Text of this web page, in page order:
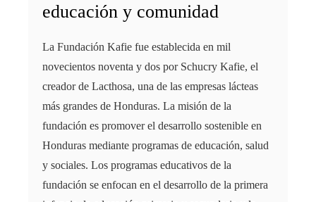
educación y comunidad
La Fundación Kafie fue establecida en mil
novecientos noventa y dos por Schucry Kafie, el
creador de Lacthosa, una de las empresas lácteas
más grandes de Honduras. La misión de la
fundación es promover el desarrollo sostenible en
Honduras mediante programas de educación, salud
y sociales. Los programas educativos de la
fundación se enfocan en el desarrollo de la primera